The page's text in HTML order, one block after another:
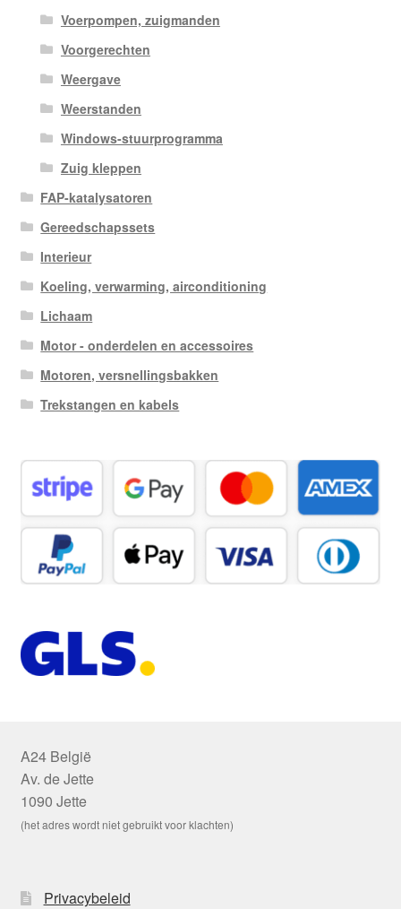
Voerpompen, zuigmanden
Voorgerechten
Weergave
Weerstanden
Windows-stuurprogramma
Zuig kleppen
FAP-katalysatoren
Gereedschapssets
Interieur
Koeling, verwarming, airconditioning
Lichaam
Motor - onderdelen en accessoires
Motoren, versnellingsbakken
Trekstangen en kabels
A24 België
Av. de Jette
1090 Jette
(het adres wordt niet gebruikt voor klachten)
Privacybeleid